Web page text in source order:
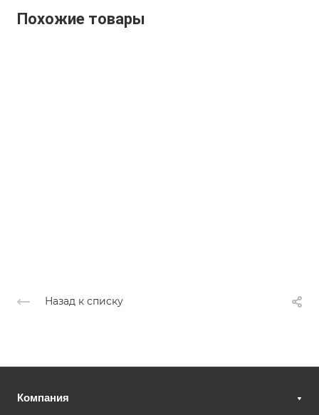
Похожие товары
Назад к списку
Компания